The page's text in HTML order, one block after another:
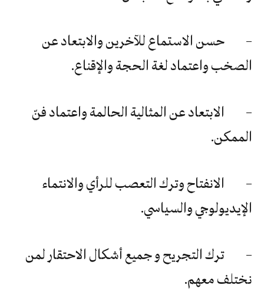
– حسن الاستماع للآخرين والابتعاد عن
الصخب واعتماد لغة الحجة والإقناع.
– الابتعاد عن المثالية الحالمة واعتماد فنّ
الممكن.
– الانفتاح وترك التعصب للرأي والانتماء
الإيديولوجي والسياسي.
– ترك التجريح و جميع أشكال الاحتقار لمن
نختلف معهم.